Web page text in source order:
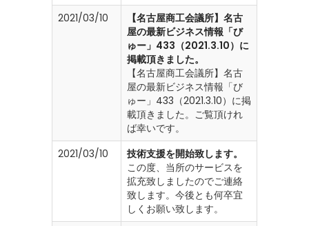
2021/03/10
【名古屋商工会議所】名古
屋の最新ビジネス情報「び
ゅー」433（2021.3.10）に
掲載頂きました。
【名古屋商工会議所】名古
屋の最新ビジネス情報「び
ゅー」433（2021.3.10）に掲
載頂きました。ご覧頂けれ
ば幸いです。
2021/03/10
技術支援を開始致します。
この度、当所のサービスを
拡充致しましたのでご連絡
致します。今後とも何卒宜
しくお願い致します。